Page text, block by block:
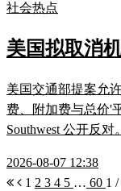
社会热点
美国拟取消
美国交通部提案允
费、附加费与总价'
Southwest 公开反对
2026-08-07 12:38
1 2 3 4 5 … 60 1